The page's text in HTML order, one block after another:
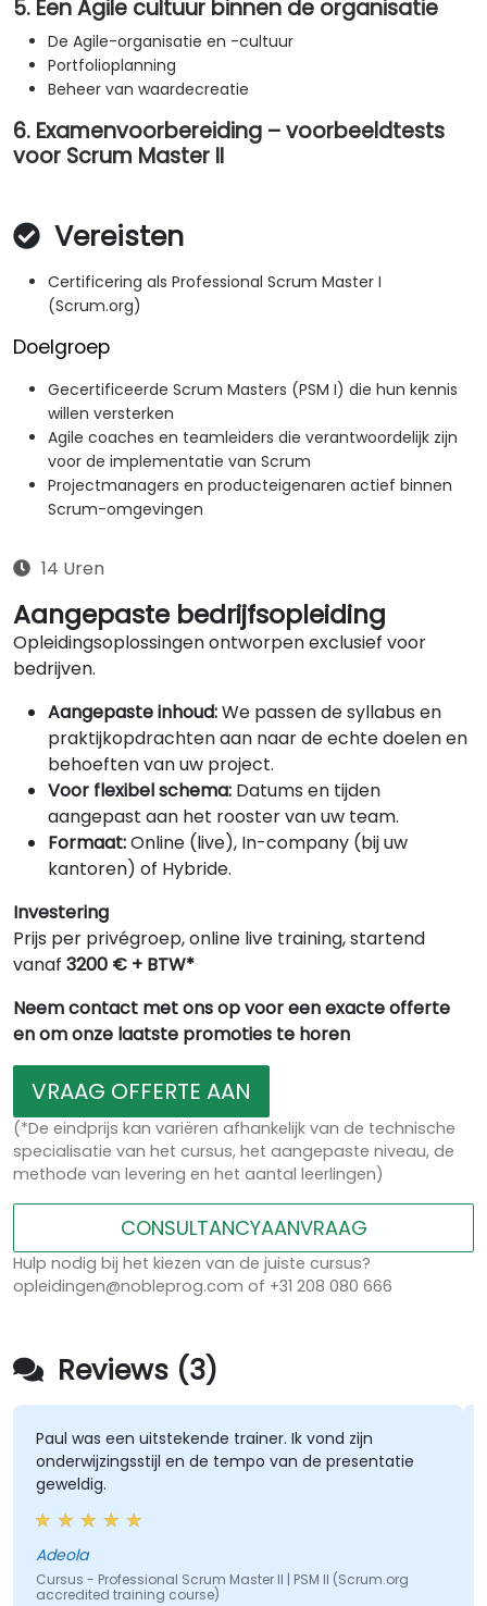
5. Een Agile cultuur binnen de organisatie
De Agile-organisatie en -cultuur
Portfolioplanning
Beheer van waardecreatie
6. Examenvoorbereiding – voorbeeldtests
voor Scrum Master II
Vereisten
Certificering als Professional Scrum Master I
(Scrum.org)
Doelgroep
Gecertificeerde Scrum Masters (PSM I) die hun kennis
willen versterken
Agile coaches en teamleiders die verantwoordelijk zijn
voor de implementatie van Scrum
Projectmanagers en producteigenaren actief binnen
Scrum-omgevingen
14 Uren
Aangepaste bedrijfsopleiding
Opleidingsoplossingen ontworpen exclusief voor
bedrijven.
Aangepaste inhoud:We passen de syllabus en
praktijkopdrachten aan naar de echte doelen en
behoeften van uw project.
Voor flexibel schema: Datums en tijden
aangepast aan het rooster van uw team.
Formaat:Online (live), In-company (bij uw
kantoren) of Hybride.
Investering
Prijs per privégroep, online live training, startend
vanaf 3200 € + BTW*
Neem contact met ons op voor een exacte offerte
en om onze laatste promoties te horen
VRAAG OFFERTE AAN
(*De eindprijs kan variëren afhankelijk van de technische
specialisatie van het cursus, het aangepaste niveau, de
methode van levering en het aantal leerlingen)
CONSULTANCYAANVRAAG
Hulp nodig bij het kiezen van de juiste cursus?
opleidingen@nobleprog.com of +31 208 080 666
Reviews (3)
Paul was een uitstekende trainer. Ik vond zijn
onderwijzingsstijl en de tempo van de presentatie
geweldig.
Adeola
Cursus - Professional Scrum Master II | PSM II (Scrum.org
accredited training course)